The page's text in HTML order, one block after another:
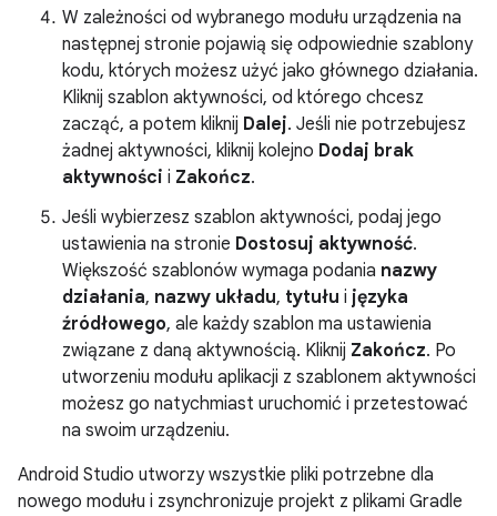
W zależności od wybranego modułu urządzenia na
następnej stronie pojawią się odpowiednie szablony
kodu, których możesz użyć jako głównego działania.
Kliknij szablon aktywności, od którego chcesz
zacząć, a potem kliknij Dalej. Jeśli nie potrzebujesz
żadnej aktywności, kliknij kolejno Dodaj brak
aktywności i Zakończ.
Jeśli wybierzesz szablon aktywności, podaj jego
ustawienia na stronie Dostosuj aktywność.
Większość szablonów wymaga podania nazwy
działania, nazwy układu, tytułu i języka
źródłowego, ale każdy szablon ma ustawienia
związane z daną aktywnością. Kliknij Zakończ. Po
utworzeniu modułu aplikacji z szablonem aktywności
możesz go natychmiast uruchomić i przetestować
na swoim urządzeniu.
Android Studio utworzy wszystkie pliki potrzebne dla
nowego modułu i zsynchronizuje projekt z plikami Gradle